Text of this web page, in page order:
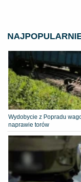
Wydobycie z Popradu
naprawie torów